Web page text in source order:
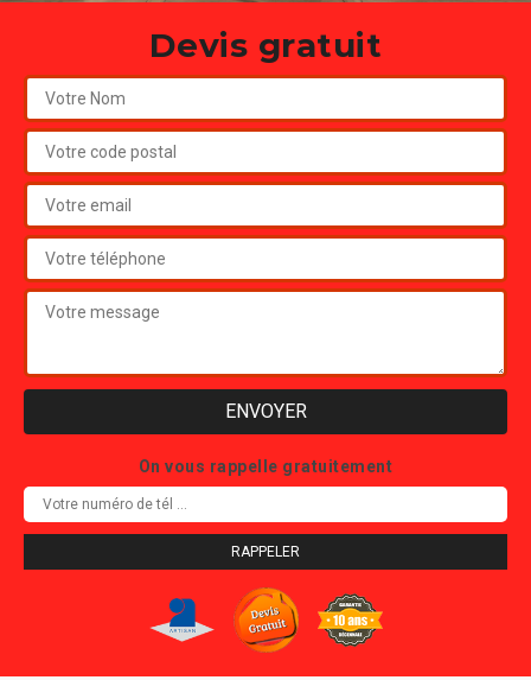
Devis gratuit
On vous rappelle gratuitement